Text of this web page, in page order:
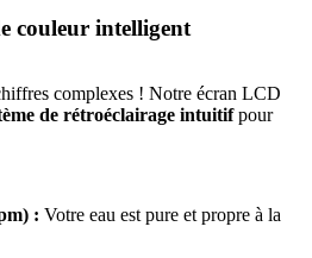
couleur intelligent
complexes ! Notre écran LCD
de rétroéclairage intuitifpour
: Votre eau est pure et propre à la